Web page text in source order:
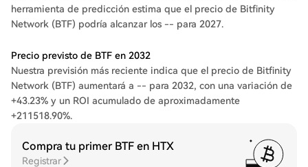
herramienta de predicción estima que el precio de Bitfinity
Network (BTF) podría alcanzar los -- para 2027.
Precio previsto de BTF en 2032
Nuestra previsión más reciente indica que el precio de Bitfinity
Network (BTF) aumentará a -- para 2032, con una variación de
+43.23% y un ROI acumulado de aproximadamente
+211518.90%.
Compra tu primer BTF en HTX
Registrar